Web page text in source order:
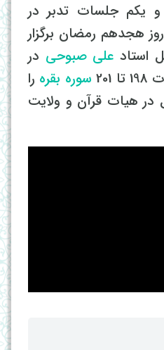
یکم جلسات تدبر در
هجدهم رمضان برگزار
استاد علی صبوحی در
سوره بقره را
در هیات قرآن و ولایت